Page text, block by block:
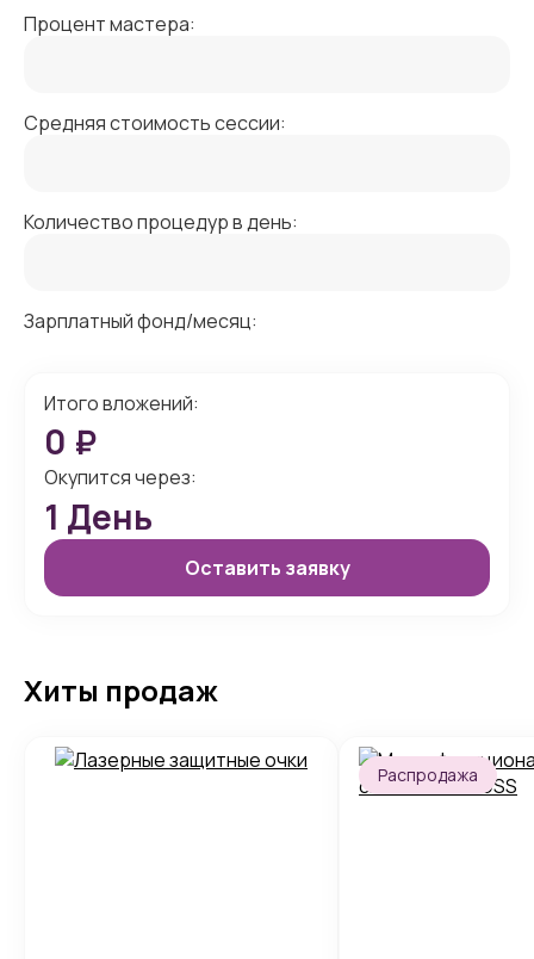
Процент мастера:
Средняя стоимость сессии:
Количество процедур в день:
Зарплатный фонд/месяц:
Итого вложений:
0 ₽
Окупится через:
1 День
Оставить заявку
Хиты продаж
Распродажа